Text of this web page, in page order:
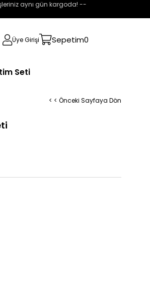
aynı gün kargoda! --
Üye Girişi Sepetim0
Seti
< < Önceki Sayfaya Dön